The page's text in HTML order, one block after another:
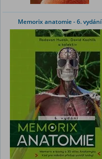
Memorix anatomie - 6. vydání